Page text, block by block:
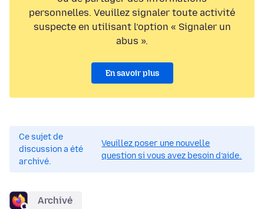
personnelles. Veuillez signaler toute activité
suspecte en utilisant l’option « Signaler un
abus ».
En savoir plus
Ce sujet de
discussion a été
archivé.
Veuillez poser une nouvelle
question si vous avez besoin d’aide.
Archivé